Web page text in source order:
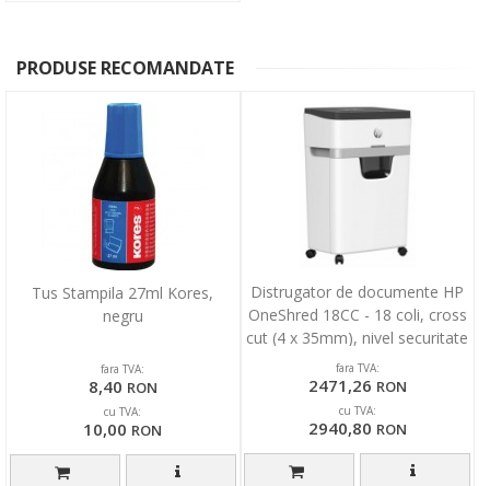
PRODUSE RECOMANDATE
Tus Stampila 27ml Kores,
negru
fara TVA:
8,40 RON
cu TVA:
10,00 RON
Distrugator de documente HP
OneShred 18CC - 18 coli, cross
cut (4 x 35mm), nivel securitate
4
fara TVA:
2471,26 RON
cu TVA:
2940,80 RON